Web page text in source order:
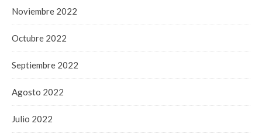
Noviembre 2022
Octubre 2022
Septiembre 2022
Agosto 2022
Julio 2022